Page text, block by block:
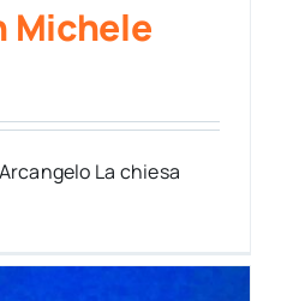
Michele
La chiesa